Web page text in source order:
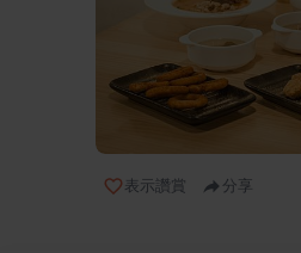
表示讚賞 分享